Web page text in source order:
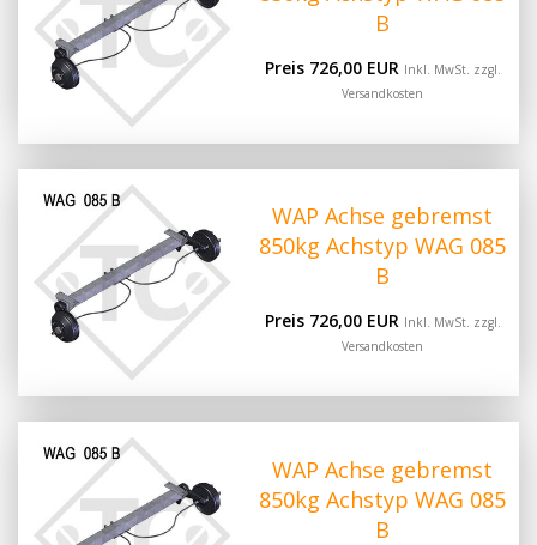
B
Preis 726,00 EUR Inkl. MwSt. zzgl.
Versandkosten
WAP Achse gebremst
850kg Achstyp WAG 085
B
Preis 726,00 EUR Inkl. MwSt. zzgl.
Versandkosten
WAP Achse gebremst
850kg Achstyp WAG 085
B